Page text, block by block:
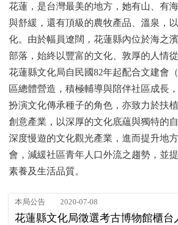
花蓮，是台灣最美的地方，她有山、有
與舒緩，還有頂級的農牧產品、溫泉，
化。由於幅員遼闊，花蓮縣內位於海之
部落，始終以豐富的文化、敦厚的人情
花蓮縣文化局自民國82年起配合文建會
區總體營造，積極輔導與陪伴社區成長
扮演文化傳承種子的角色，亦致力於扶
創意產業，以深厚的文化底蘊與獨特的
深度慢遊的文化觀光產業，進而提升地
會，減緩社區青年人口外流之趨勢，並
素養及生活品質。
本局公告 2020-07-08
花蓮縣文化局徵選考古博物館櫃台